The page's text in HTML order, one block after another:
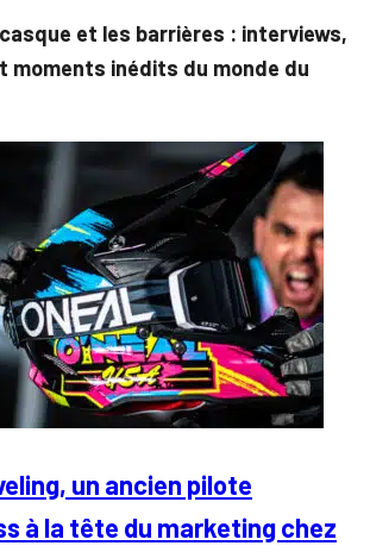
et les barrières : interviews,
moments inédits du monde du
un ancien pilote
à la tête du marketing chez